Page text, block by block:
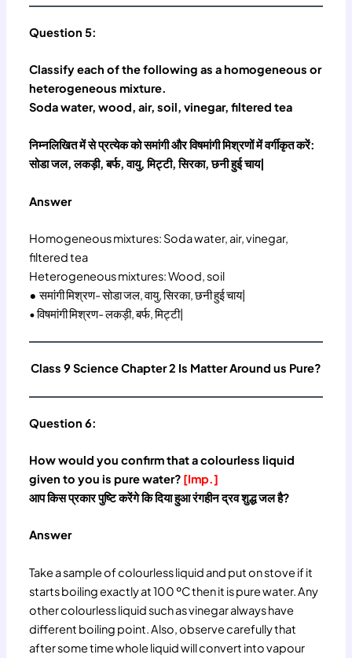
Question 5:
Classify each of the following as a homogeneous or
heterogeneous mixture.
Soda water, wood, air, soil, vinegar, filtered tea
निम्नलिखित में से प्रत्येक को समांगी और विषमांगी मिश्रणों में वर्गीकृत करें:
सोडा जल, लकड़ी, बर्फ, वायु, मिट्टी, सिरका, छनी हुई चाय|
Answer
Homogeneous mixtures: Soda water, air, vinegar,
filtered tea
Heterogeneous mixtures: Wood, soil
•समांगी मिश्रण- सोडा जल, वायु, सिरका, छनी हुई चाय|
• विषमांगी मिश्रण- लकड़ी, बर्फ, मिट्टी|
Class 9 Science Chapter 2 Is Matter Around us Pure?
Question 6:
How would you confirm that a colourless liquid
given to you is pure water? [Imp.]
आप किस प्रकार पुष्टि करेंगे कि दिया हुआ रंगहीन द्रव शुद्ध जल है?
Answer
Take a sample of colourless liquid and put on stove if it
starts boiling exactly at 100 ºC then it is pure water. Any
other colourless liquid such as vinegar always have
different boiling point. Also, observe carefully that
after some time whole liquid will convert into vapour